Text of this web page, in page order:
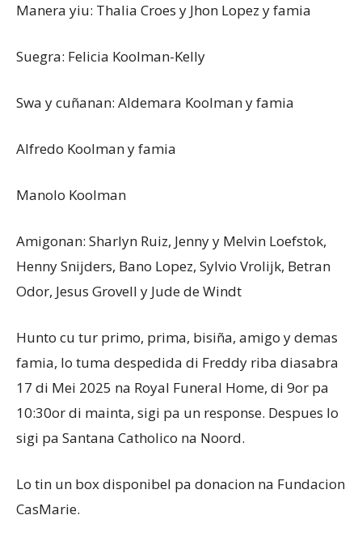
Manera yiu: Thalia Croes y Jhon Lopez y famia
Suegra: Felicia Koolman-Kelly
Swa y cuñanan: Aldemara Koolman y famia
Alfredo Koolman y famia
Manolo Koolman
Amigonan: Sharlyn Ruiz, Jenny y Melvin Loefstok,
Henny Snijders, Bano Lopez, Sylvio Vrolijk, Betran
Odor, Jesus Grovell y Jude de Windt
Hunto cu tur primo, prima, bisiña, amigo y demas
famia, lo tuma despedida di Freddy riba diasabra
17 di Mei 2025 na Royal Funeral Home, di 9or pa
10:30or di mainta, sigi pa un response. Despues lo
sigi pa Santana Catholico na Noord.
Lo tin un box disponibel pa donacion na Fundacion
CasMarie.